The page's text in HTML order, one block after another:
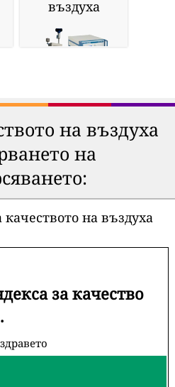
въздуха
на въздуха
на
на въздуха
за качество